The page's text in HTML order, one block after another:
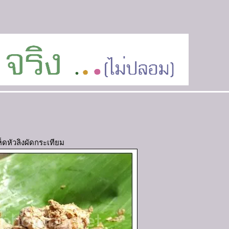
ดหัวลิงผัดกระเทียม